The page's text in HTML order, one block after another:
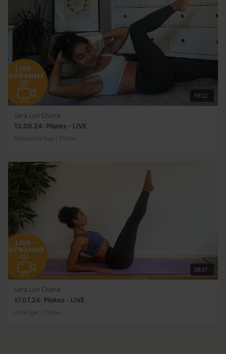
59:12
Sara Lyn Chana
13.09.24: Pilates - LIVE
Mittelstufe-Yogi | Pilates
28:37
Sara Lyn Chana
17.07.24: Pilates - LIVE
Anfänger | Pilates